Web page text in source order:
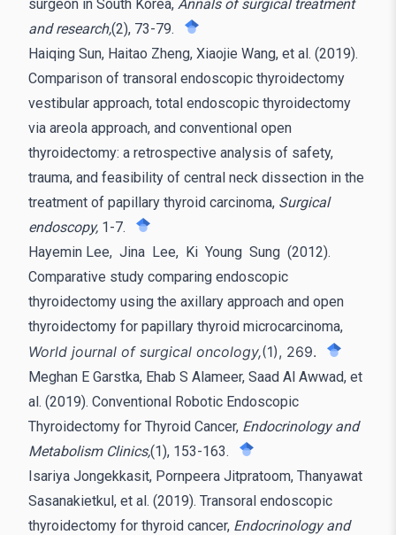
surgeon in South Korea, Annals of surgical treatment
and research,(2), 73-79.
Haiqing Sun, Haitao Zheng, Xiaojie Wang, et al. (2019).
Comparison of transoral endoscopic thyroidectomy
vestibular approach, total endoscopic thyroidectomy
via areola approach, and conventional open
thyroidectomy: a retrospective analysis of safety,
trauma, and feasibility of central neck dissection in the
treatment of papillary thyroid carcinoma, Surgical
endoscopy, 1-7.
Hayemin Lee, Jina Lee, Ki Young Sung (2012).
Comparative study comparing endoscopic
thyroidectomy using the axillary approach and open
thyroidectomy for papillary thyroid microcarcinoma,
World journal of surgical oncology,(1), 269.
Meghan E Garstka, Ehab S Alameer, Saad Al Awwad, et
al. (2019). Conventional Robotic Endoscopic
Thyroidectomy for Thyroid Cancer, Endocrinology and
Metabolism Clinics,(1), 153-163.
Isariya Jongekkasit, Pornpeera Jitpratoom, Thanyawat
Sasanakietkul, et al. (2019). Transoral endoscopic
thyroidectomy for thyroid cancer, Endocrinology and